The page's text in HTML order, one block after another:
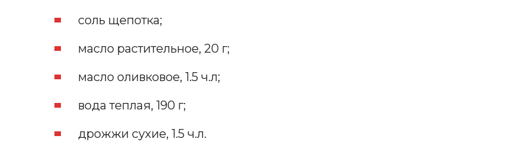
соль щепотка;
масло растительное, 20 г;
масло оливковое, 1.5 ч.л;
вода теплая, 190 г;
дрожжи сухие, 1.5 ч.л.